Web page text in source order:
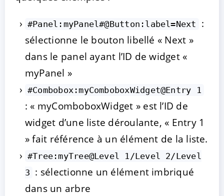
#Panel:myPanel#@Button:label=Next
:
sélectionne le bouton libellé « Next »
dans le panel ayant l’ID de widget «
myPanel »
#Combobox:myComboboxWidget@Entry 1
: « myComboboxWidget » est l’ID de
widget d’une liste déroulante, « Entry 1
» fait référence à un élément de la liste.
#Tree:myTree@Level 1/Level 2/Level
3 : sélectionne un élément imbriqué
dans un arbre